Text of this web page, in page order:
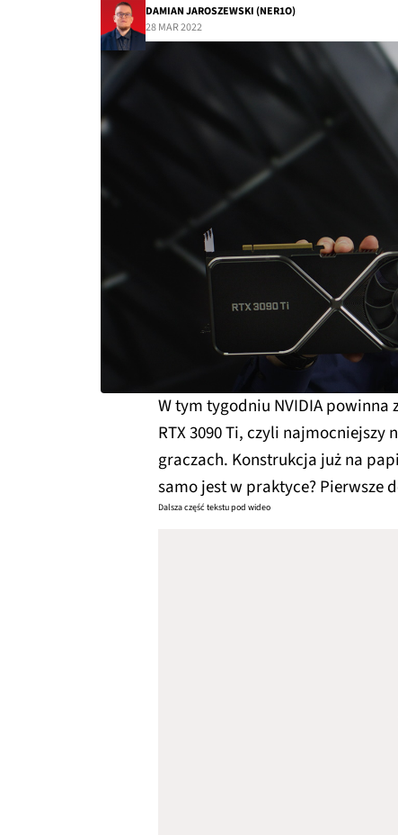
DAMIAN JAROSZEWSKI (NER1O)
28 MAR 2022
W tym tygodniu NVIDIA
RTX 3090 Ti, czyli
graczach. Konstrukcja już na
samo jest w praktyce? Pierwsze
Dalsza część tekstu pod wideo